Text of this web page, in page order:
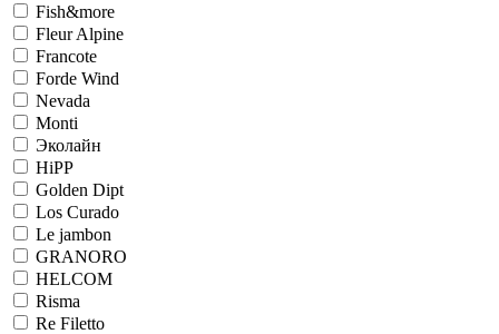
Fish&more
Fleur Alpine
Francote
Forde Wind
Nevada
Monti
Эколайн
HiPP
Golden Dipt
Los Curado
Le jambon
GRANORO
HELCOM
Risma
Re Filetto